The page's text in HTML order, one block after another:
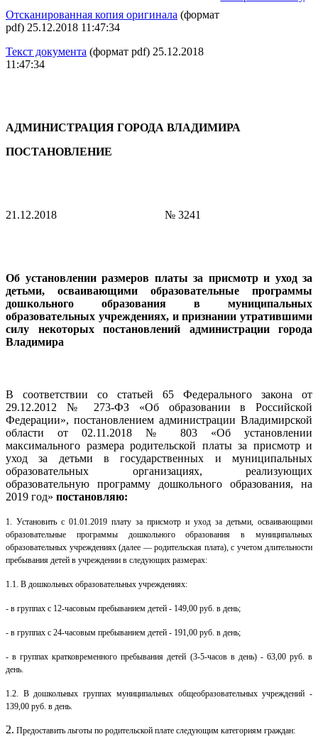
Отсканированная копия оригинала (формат
pdf) 25.12.2018 11:47:34
Текст документа (формат pdf) 25.12.2018
11:47:34
АДМИНИСТРАЦИЯ ГОРОДА ВЛАДИМИРА
ПОСТАНОВЛЕНИЕ
21.12.2018 № 3241
Об установлении размеров платы за присмотр и уход за
детьми, осваивающими образовательные программы
дошкольного образования в муниципальных
образовательных учреждениях, и признании утратившими
силу некоторых постановлений администрации города
Владимира
В соответствии со статьей 65 Федерального закона от
29.12.2012 № 273-ФЗ «Об образовании в Российской
Федерации», постановлением администрации Владимирской
области от 02.11.2018 № 803 «Об установлении
максимального размера родительской платы за присмотр и
уход за детьми в государственных и муниципальных
образовательных организациях, реализующих
образовательную программу дошкольного образования, на
2019 год» постановляю:
1. Установить с 01.01.2019 плату за присмотр и уход за детьми, осваивающими
образовательные программы дошкольного образования в муниципальных
образовательных учреждениях (далее — родительская плата), с учетом длительности
пребывания детей в учреждении в следующих размерах:
1.1. В дошкольных образовательных учреждениях:
- в группах с 12-часовым пребыванием детей - 149,00 руб. в день;
- в группах с 24-часовым пребыванием детей - 191,00 руб. в день;
- в группах кратковременного пребывания детей (3-5-часов в день) - 63,00 руб. в
день.
1.2. В дошкольных группах муниципальных общеобразовательных учреждений -
139,00 руб. в день.
2. Предоставить льготы по родительской плате следующим категориям граждан: